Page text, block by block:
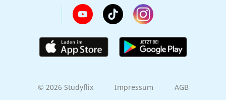
© 2026 Studyflix Impressum AGB